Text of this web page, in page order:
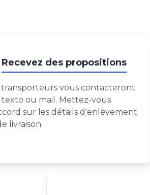
Recevez des propositions
transporteurs vous contacteront
texto ou mail. Mettez-vous
sur les détails d'enlèvement
livraison.